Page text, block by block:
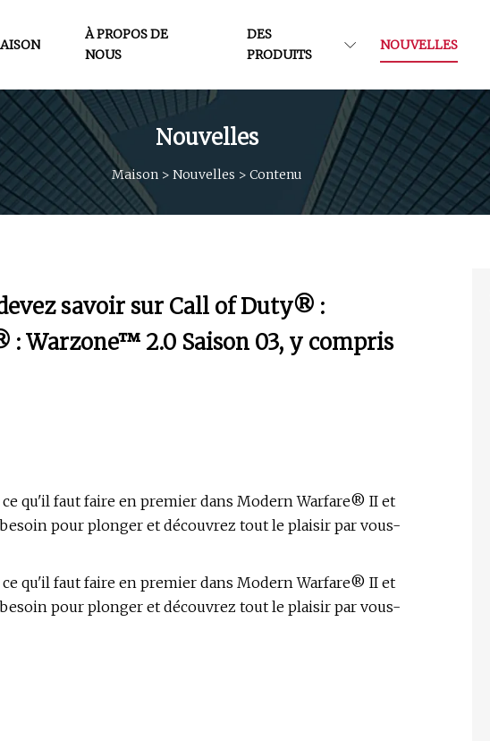
À PROPOS DE
NOUS
DES
PRODUITS
NOUVELLES
Nouvelles
Maison > Nouvelles > Contenu
savoir sur Call of Duty® :
Warzone™ 2.0 Saison 03, y compris
qu'il faut faire en premier dans Modern Warfare® II et
pour plonger et découvrez tout le plaisir par vous-
qu'il faut faire en premier dans Modern Warfare® II et
pour plonger et découvrez tout le plaisir par vous-